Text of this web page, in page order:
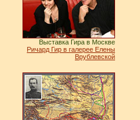
Выставка Гира в Москве
Ричард Гир в галерее Елены
Врублевской